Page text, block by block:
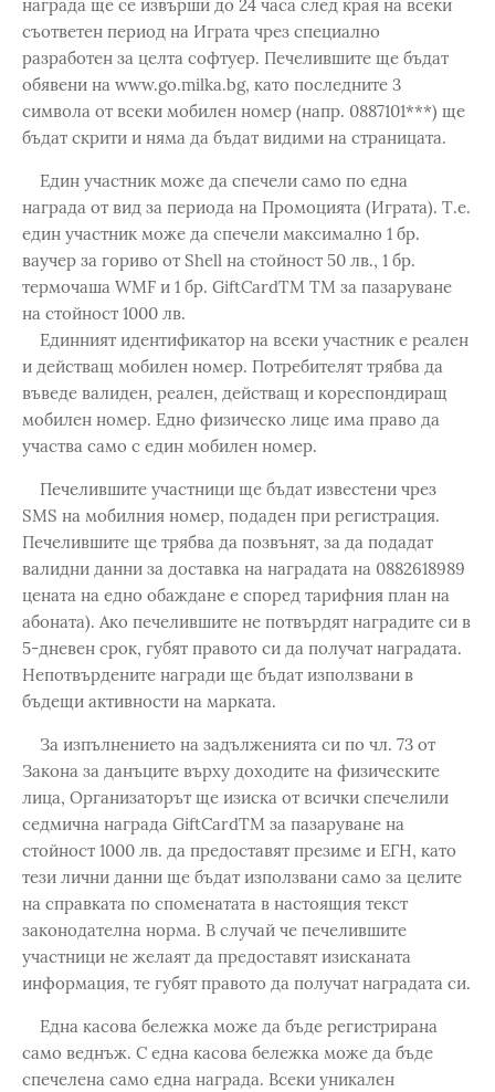
награда ще се извърши до 24 часа след края на всеки
съответен период на Играта чрез специално
разработен за целта софтуер. Печелившите ще бъдат
обявени на www.go.milka.bg, като последните 3
символа от всеки мобилен номер (напр. 0887101***) ще
бъдат скрити и няма да бъдат видими на страницата.
Един участник може да спечели само по една
награда от вид за периода на Промоцията (Играта). Т.е.
един участник може да спечели максимално 1 бр.
ваучер за гориво от Shell на стойност 50 лв., 1 бр.
термочаша WMF и 1 бр. GiftCardTM TM за пазаруване
на стойност 1000 лв.
Единният идентификатор на всеки участник е реален
и действащ мобилен номер. Потребителят трябва да
въведе валиден, реален, действащ и кореспондиращ
мобилен номер. Едно физическо лице има право да
участва само с един мобилен номер.
Печелившите участници ще бъдат известени чрез
SMS на мобилния номер, подаден при регистрация.
Печелившите ще трябва да позвънят, за да подадат
валидни данни за доставка на наградата на 0882618989
цената на едно обаждане е според тарифния план на
абоната). Ако печелившите не потвърдят наградите си в
5-дневен срок, губят правото си да получат наградата.
Непотвърдените награди ще бъдат използвани в
бъдещи активности на марката.
За изпълнението на задълженията си по чл. 73 от
Закона за данъците върху доходите на физическите
лица, Организаторът ще изиска от всички спечелили
седмична награда GiftCardTM за пазаруване на
стойност 1000 лв. да предоставят презиме и ЕГН, като
тези лични данни ще бъдат използвани само за целите
на справката по споменатата в настоящия текст
законодателна норма. В случай че печелившите
участници не желаят да предоставят изисканата
информация, те губят правото да получат наградата си.
Една касова бележка може да бъде регистрирана
само веднъж. С една касова бележка може да бъде
спечелена само една награда. Всеки уникален